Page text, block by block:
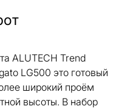
ALUTECH Trend
LG500 это готовый
широкий проём
высоты. В набор